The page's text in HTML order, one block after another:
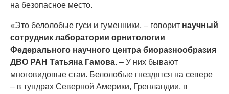
на безопасное место.
«Это белолобые гуси и гуменники, – говорит научный
сотрудник лаборатории орнитологии
Федерального научного центра биоразнообразия
ДВО РАН Татьяна Гамова. – У них бывают
многовидовые стаи. Белолобые гнездятся на севере
– в тундрах Северной Америки, Гренландии, в